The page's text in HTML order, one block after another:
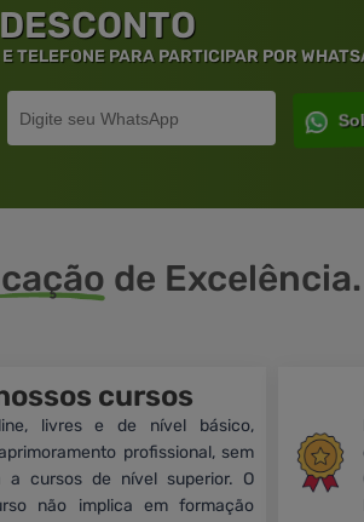
TELEFONE PARA PARTICIPAR POR
de Excelência.
cursos
livres e de nível básico,
profissional, sem
a cursos de nível superior. O
não implica em formação